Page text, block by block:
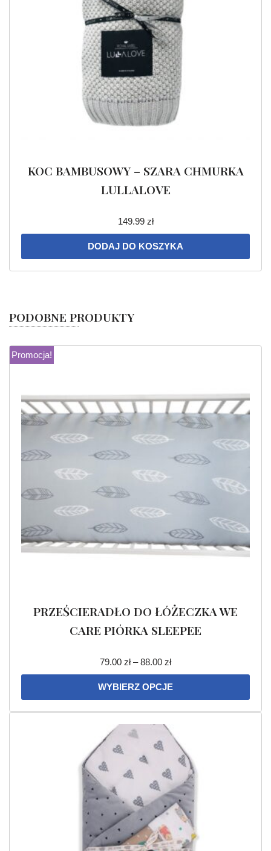
KOC BAMBUSOWY – SZARA CHMURKA
LULLALOVE
149.99 zł
DODAJ DO KOSZYKA
PODOBNE PRODUKTY
Promocja!
PRZEŚCIERADŁO DO ŁÓŻECZKA WE
CARE PIÓRKA SLEEPEE
79.00 zł – 88.00 zł
WYBIERZ OPCJE